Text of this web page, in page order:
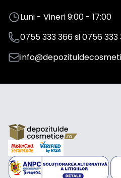
Luni - Vineri 9:00 - 17:00
0755 333 366si0756 333